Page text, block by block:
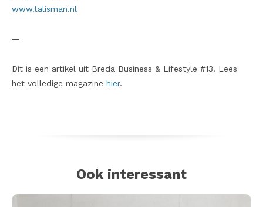
www.talisman.nl
—
Dit is een artikel uit Breda Business & Lifestyle #13. Lees
het volledige magazine hier.
Ook interessant